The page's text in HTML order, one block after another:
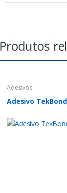
Produtos
Adesivos
Adesivo